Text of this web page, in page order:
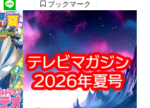
ブックマーク